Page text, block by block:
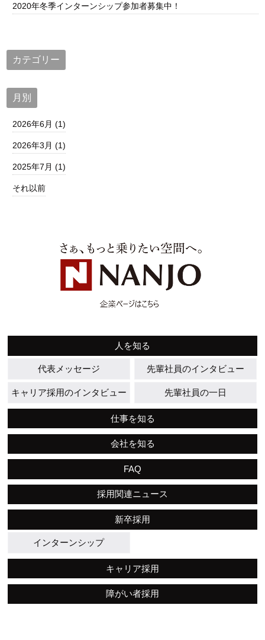
2020年冬季インターンシップ参加者募集中！
カテゴリー
月別
2026年6月 (1)
2026年3月 (1)
2025年7月 (1)
それ以前
人を知る
代表メッセージ 先輩社員のインタビュー
キャリア採用のインタビュー 先輩社員の一日
仕事を知る
会社を知る
FAQ
採用関連ニュース
新卒採用
インターンシップ
キャリア採用
障がい者採用